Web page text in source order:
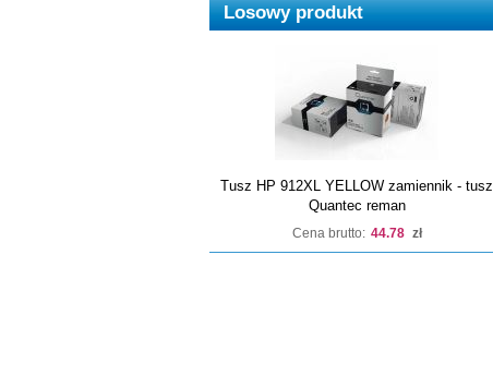
Losowy produkt
Tusz HP 912XL YELLOW zamiennik - tusz
Quantec reman
Cena brutto: 44.78 zł